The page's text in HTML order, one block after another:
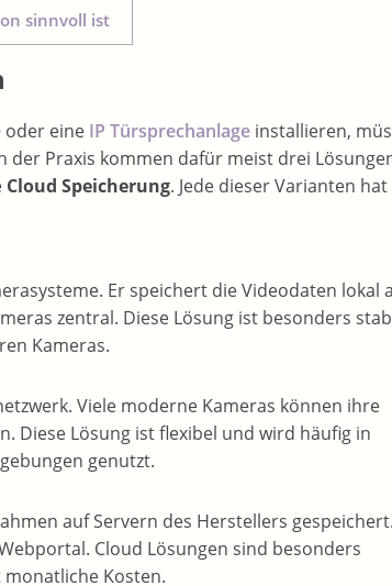
sinnvoll ist
oder eine IP Türsprechanlage installieren,
Praxis kommen dafür meist drei
Cloud Speicherung. Jede dieser Varianten hat
Er speichert die Videodaten lokal
zentral. Diese Lösung ist besonders
Kameras.
Viele moderne Kameras können ihre
Diese Lösung ist flexibel und wird häufig in
genutzt.
auf Servern des Herstellers gespeichert.
Cloud Lösungen sind besonders
Kosten.